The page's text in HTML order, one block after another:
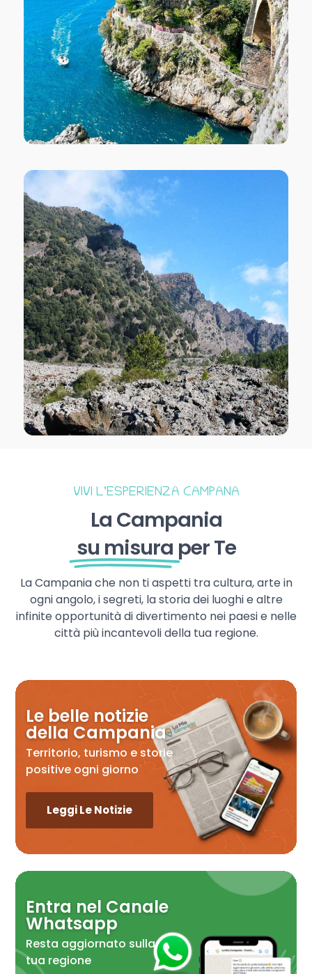
VIVI L’ESPERIENZA CAMPANA
La Campania
su misura per Te
La Campania che non ti aspetti tra cultura, arte in
ogni angolo, i segreti, la storia dei luoghi e altre
infinite opportunità di divertimento nei paesi e nelle
città più incantevoli della tua regione.
Le belle notizie
della Campania
Territorio, turismo e storie
positive ogni giorno
Leggi Le Notizie
Entra nel Canale
Whatsapp
Resta aggiornato sulla
tua regione